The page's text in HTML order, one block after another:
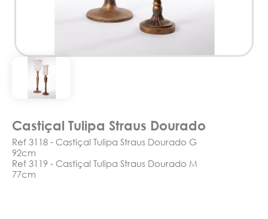
Castiçal Tulipa Straus Dourado
Ref 3118 - Castiçal Tulipa Straus Dourado G
92cm
Ref 3119 - Castiçal Tulipa Straus Dourado M
77cm